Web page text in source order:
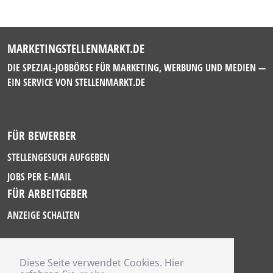
Diese Seite verwendet Cookies. Hier
MARKETINGSTELLENMARKT.DE
DIE SPEZIAL-JOBBÖRSE FÜR MARKETING, WERBUNG UND MEDIEN —
EIN SERVICE VON STELLENMARKT.DE
FÜR BEWERBER
STELLENGESUCH AUFGEBEN
JOBS PER E-MAIL
FÜR ARBEITGEBER
ANZEIGE SCHALTEN
IMPRESSUM